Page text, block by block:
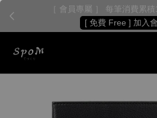
［ 會員專屬 ］ 每筆消費累
[ 免費 Free ] 加入